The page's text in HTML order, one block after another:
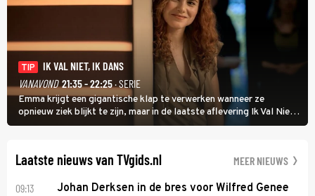
TIP
IK VAL NIET, IK DANS
VANAVOND 21:35 - 22:25· SERIE
Emma krijgt een gigantische klap te verwerken wanneer ze
opnieuw ziek blijkt te zijn, maar in de laatste aflevering Ik Val Niet,
Ik Dans laat ze zien dat ze niet van plan is op te geven, zelfs als ze
Laatste nieuws van TVgids.nl MEER NIEUWS
09:13
Johan Derksen in de bres voor Wilfred Genee